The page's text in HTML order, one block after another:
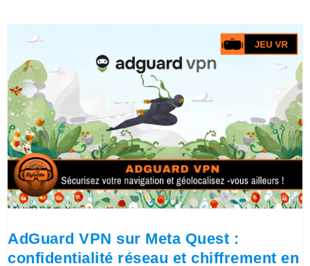
AdGuard VPN sur Meta Quest :
confidentialité réseau et chiffrement en